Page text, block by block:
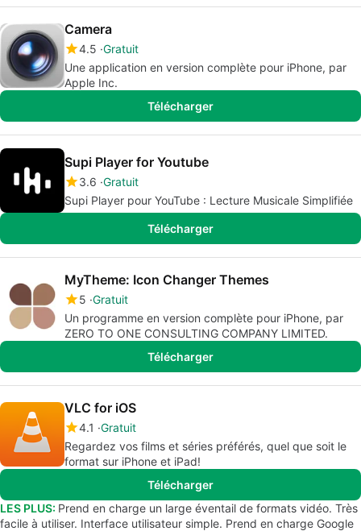
Camera
4.5 Gratuit
Une application en version complète pour iPhone, par
Apple Inc.
Télécharger
Supi Player for Youtube
3.6 Gratuit
Supi Player pour YouTube : Lecture Musicale Simplifiée
Télécharger
MyTheme: Icon Changer Themes
5 Gratuit
Un programme en version complète pour iPhone, par
ZERO TO ONE CONSULTING COMPANY LIMITED.
Télécharger
VLC for iOS
4.1 Gratuit
Regardez vos films et séries préférés, quel que soit le
format sur iPhone et iPad!
Télécharger
LES PLUS: Prend en charge un large éventail de formats vidéo. Très
facile à utiliser. Interface utilisateur simple. Prend en charge Google